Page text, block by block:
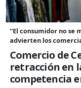
“El consumidor no se
advierten los
Comercio de
retracción en
competencia